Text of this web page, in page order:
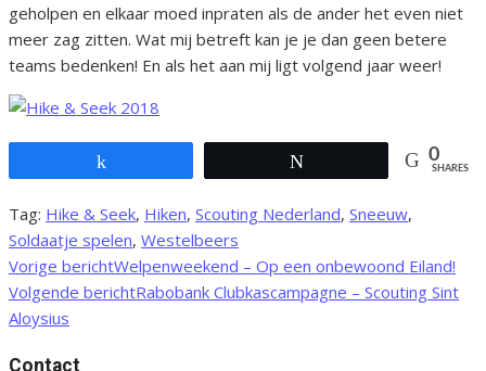
geholpen en elkaar moed inpraten als de ander het even niet
meer zag zitten. Wat mij betreft kan je je dan geen betere
teams bedenken! En als het aan mij ligt volgend jaar weer!
0
SHARES
Tag: Hike & Seek, Hiken, Scouting Nederland, Sneeuw,
Soldaatje spelen, Westelbeers
Bericht
navigatie
Vorige berichtWelpenweekend – Op een onbewoond Eiland!
Volgende berichtRabobank Clubkascampagne – Scouting Sint
Aloysius
Contact